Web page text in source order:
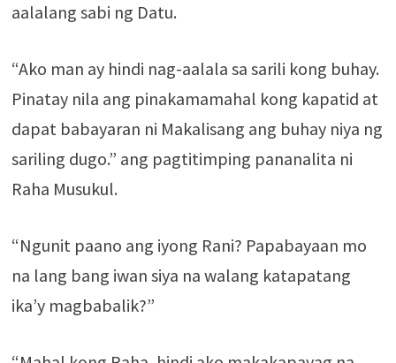
aalalang sabi ng Datu.
“Ako man ay hindi nag-aalala sa sarili kong buhay.
Pinatay nila ang pinakamamahal kong kapatid at
dapat babayaran ni Makalisang ang buhay niya ng
sariling dugo.” ang pagtitimping pananalita ni
Raha Musukul.
“Ngunit paano ang iyong Rani? Papabayaan mo
na lang bang iwan siya na walang katapatang
ika’y magbabalik?”